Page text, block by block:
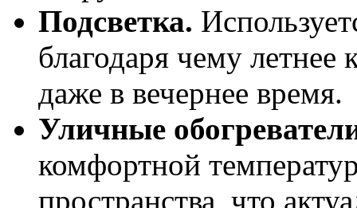
Подсветка.
благодаря чему
даже в вечернее время.
Уличные
комфортной
пространства, что